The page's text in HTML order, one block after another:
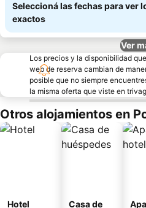
Seleccioná las fechas para ver
exactos
Ver
Los precios y la disponibilidad
web de reserva cambian de
posible que no siempre
la misma oferta que viste en
Otros alojamientos en
Hotel
Casa de